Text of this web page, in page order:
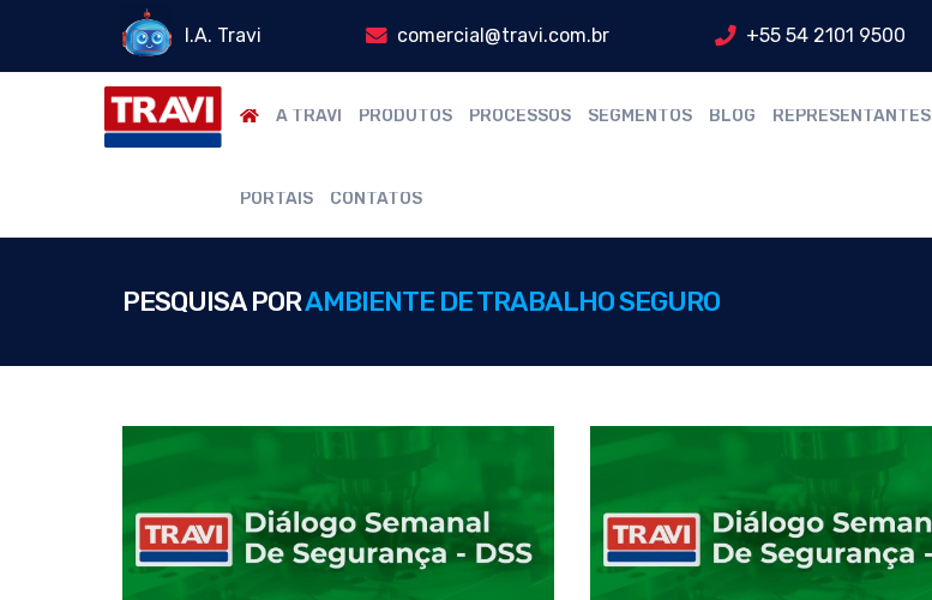
I.A. Travi comercial@travi.com.br +55 54 2101 9500
A TRAVI PRODUTOS PROCESSOS SEGMENTOS BLOG REPRESENTANTES
PORTAIS CONTATOS
PESQUISA PORAMBIENTE DE TRABALHO SEGURO